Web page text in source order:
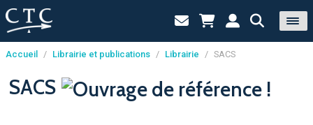
Panneau de gestion des cookies
Accueil / Librairie et publications / Librairie / SACS
SACS